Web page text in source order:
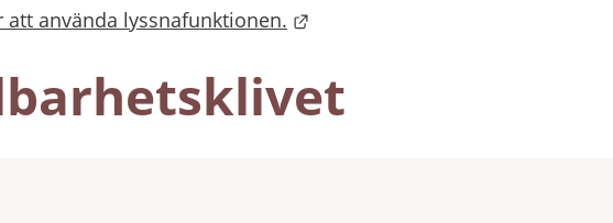
använda lyssnafunktionen.